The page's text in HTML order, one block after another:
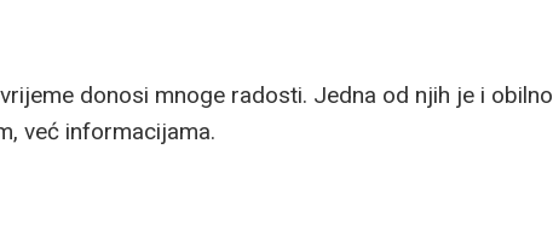
donosi mnoge radosti. Jedna od njih je i obilno
već informacijama.